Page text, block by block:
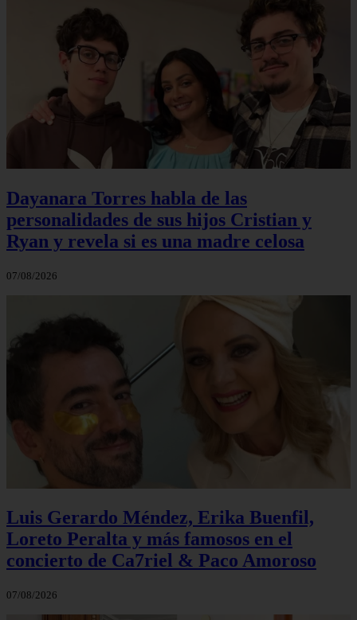
Dayanara Torres habla de las
personalidades de sus hijos Cristian y
Ryan y revela si es una madre celosa
07/08/2026
Luis Gerardo Méndez, Erika Buenfil,
Loreto Peralta y más famosos en el
concierto de Ca7riel & Paco Amoroso
07/08/2026